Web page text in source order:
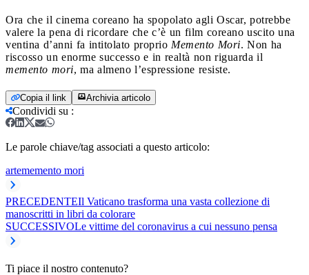
Ora che il cinema coreano ha spopolato agli Oscar, potrebbe
valere la pena di ricordare che c’è un film coreano uscito una
ventina d’anni fa intitolato proprio Memento Mori. Non ha
riscosso un enorme successo e in realtà non riguarda il
memento mori, ma almeno l’espressione resiste.
Copia il link Archivia articolo
Condividi su :
Le parole chiave/tag associati a questo articolo:
artememento mori
PRECEDENTEIl Vaticano trasforma una vasta collezione di
manoscritti in libri da colorare
SUCCESSIVOLe vittime del coronavirus a cui nessuno pensa
Ti piace il nostro contenuto?